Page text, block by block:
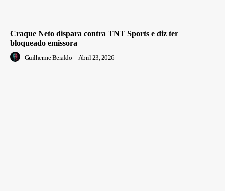
Craque Neto dispara contra TNT Sports e diz ter
bloqueado emissora
Guilherme Beraldo - Abril 23, 2026